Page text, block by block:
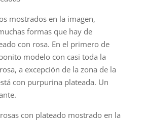
mostrados en la imagen,
formas que hay de
con rosa. En el primero de
modelo con casi toda la
a excepción de la zona de la
con purpurina plateada. Un
con plateado mostrado en la